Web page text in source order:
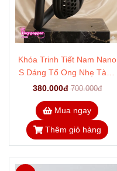
Khóa Trinh Tiết Nam Nano
S Dáng Tổ Ong Nhẹ Tàng
Hình Ôm Khít
380.000đ 700.000đ
Mua ngay
Thêm giỏ hàng